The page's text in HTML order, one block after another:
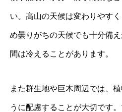
い。高山の天候は変わりやす
め曇りがちの天候でも十分備
間は冷えることがあります。
また群生地や巨木周辺では、
うに配慮することが大切です